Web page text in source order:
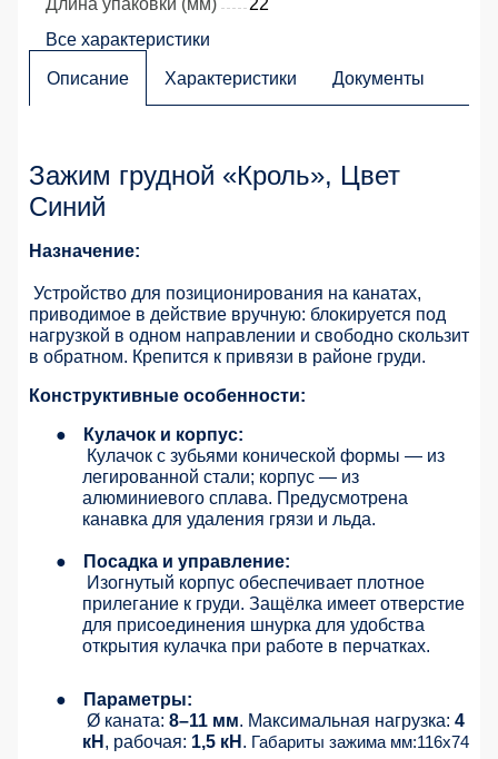
Все характеристики
Описание Характеристики Документы
Зажим грудной «Кроль», Цвет
Синий
Назначение:
Устройство для позиционирования на канатах,
приводимое в действие вручную: блокируется под
нагрузкой в одном направлении и свободно скользит
в обратном. Крепится к привязи в районе груди.
Конструктивные особенности:
●
Кулачок и корпус:
Кулачок с зубьями конической формы — из
легированной стали; корпус — из
алюминиевого сплава. Предусмотрена
канавка для удаления грязи и льда.
●
Посадка и управление:
Изогнутый корпус обеспечивает плотное
прилегание к груди. Защёлка имеет отверстие
для присоединения шнурка для удобства
открытия кулачка при работе в перчатках.
●
Параметры:
Ø каната: 8–11 мм. Максимальная нагрузка: 4
кН , рабочая: 1,5 кН . Габариты зажима мм:116х74